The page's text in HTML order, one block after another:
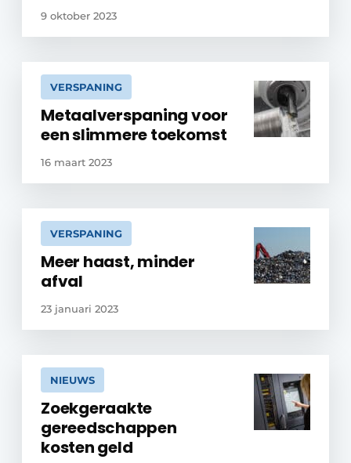
9 oktober 2023
VERSPANING
Metaalverspaning voor
een slimmere toekomst
16 maart 2023
VERSPANING
Meer haast, minder
afval
23 januari 2023
NIEUWS
Zoekgeraakte
gereedschappen
kosten geld